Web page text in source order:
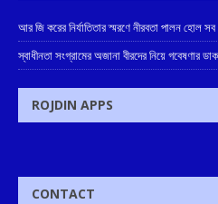
আর জি করের নির্যাতিতার স্মরণে নীরবতা পালন হোল সব
স্বাধীনতা সংগ্রামের অজানা বীরদের নিয়ে গবেষণার
ROJDIN APPS
CONTACT